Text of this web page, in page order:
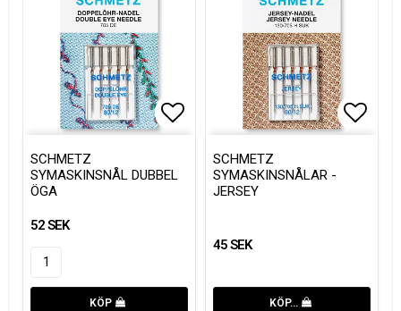
Lägg till i favoritlistan
Lägg till i favoritlistan
SCHMETZ
SYMASKINSNÅL DUBBEL
ÖGA
52 SEK
KÖP
SCHMETZ
SYMASKINSNÅLAR -
JERSEY
45 SEK
KÖP…